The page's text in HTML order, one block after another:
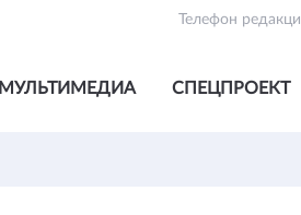
Телефон
МУЛЬТИМЕДИА СПЕЦПРОЕКТ